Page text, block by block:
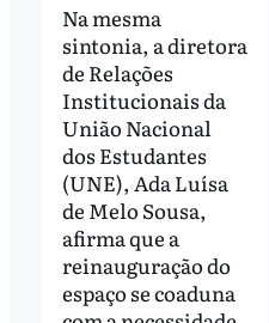
Na mesma
sintonia, a diretora
de Relações
Institucionais da
União Nacional
dos Estudantes
(UNE), Ada Luísa
de Melo Sousa,
afirma que a
reinauguração do
espaço se coaduna